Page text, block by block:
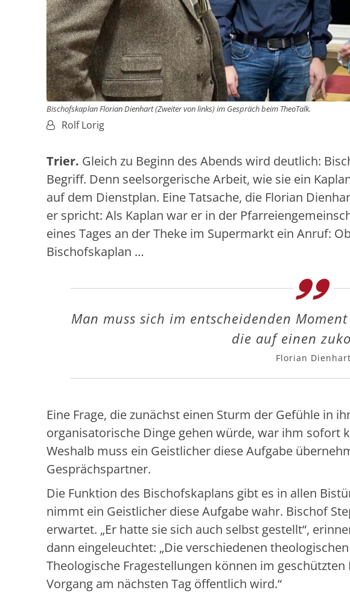
Bischofskaplan Florian Dienhart (Zweiter von links) im Gespräch beim TheoTalk.
Von:Rolf Lorig
Trier. Gleich zu Beginn des Abends wird deutlich:
Begriff. Denn seelsorgerische Arbeit, wie sie ein
auf dem Dienstplan. Eine Tatsache, die Florian
er spricht: Als Kaplan war er in der
eines Tages an der Theke im Supermarkt ein Anruf:
Bischofskaplan …
Man muss sich im entscheidenden
die auf einen
Florian Dienhart
Eine Frage, die zunächst einen Sturm der Gefühle in
organisatorische Dinge gehen würde, war ihm sofort
Weshalb muss ein Geistlicher diese Aufgabe
Gesprächspartner.
Die Funktion des Bischofskaplans gibt es in allen
nimmt ein Geistlicher diese Aufgabe wahr. Bischof
erwartet. „Er hatte sie sich auch selbst gestellt“,
dann eingeleuchtet: „Die verschiedenen
Theologische Fragestellungen können im
Vorgang am nächsten Tag öffentlich wird.“